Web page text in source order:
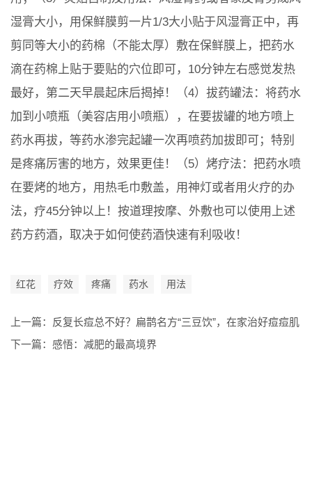
湿膏大小，用保鲜膜剪一片1/3大小贴于风湿膏正中，再
剪同等大小的药棉（不能太厚）敷在保鲜膜上，把药水
滴在药棉上贴于要贴的穴位即可，10分钟左右感觉发热
最好，第二天早晨起床后揭掉！（4）拔药罐法：将药水
加到小喷瓶（美容店用小喷瓶），在要拔罐的地方喷上
药水再拔，等药水渗完起罐一次再喷药加拔即可；特别
是疼痛厉害的地方，效果更佳！（5）烤疗法：把药水喷
在要烤的地方，用热毛巾敷盖，用神灯或者用火疗的办
法，疗45分钟以上！按道理按摩、外敷也可以使用上述
药方药酒，取决于如何使药酒快速有利吸收！
红花 疗效 疼痛 药水 用法
上一篇：
反复长痘总不好？扁鹊名方“三豆饮”，在家治好痘痘肌
下一篇： 感悟：减肥的最高境界